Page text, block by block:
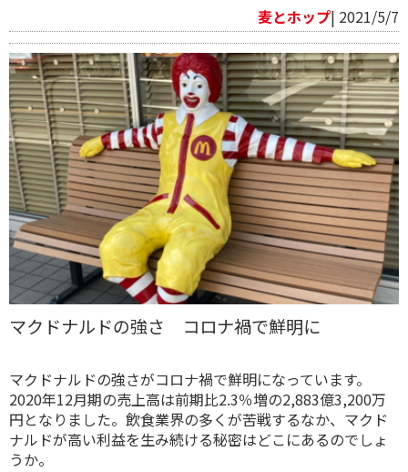
麦とホップ| 2021/5/7
マクドナルドの強さ コロナ禍で鮮明に
マクドナルドの強さがコロナ禍で鮮明になっています。
2020年12月期の売上高は前期比2.3％増の2,883億3,200万
円となりました。飲食業界の多くが苦戦するなか、マクド
ナルドが高い利益を生み続ける秘密はどこにあるのでしょ
うか。